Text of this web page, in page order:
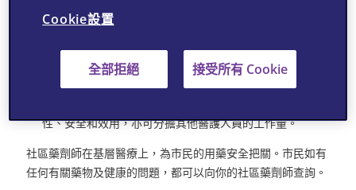
狀、避開與相沖藥物一同服用、如何改變生活習慣以舒緩
其不適情況。社區藥劑師可與病人溝通並建立長期的關
係，更了解其用藥需要及困難等，從而提出更貼合病人情
況的意見。需服用長期藥物的病人，若對藥物反應或用藥
細節有任何疑問，可選擇到訪社區藥劑師諮詢相關的藥物
性、安全和效用，亦可分擔其他醫護人員的工作量。
社區藥劑師在基層醫療上，為市民的用藥安全把關。市民如有
任何有關藥物及健康的問題，都可以向你的社區藥劑師查詢。
Cookie設置
全部拒絕 接受所有 Cookie